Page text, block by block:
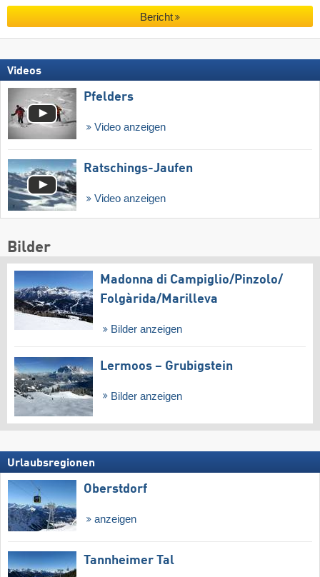
Bericht
Videos
Pfelders
Video anzeigen
Ratschings-Jaufen
Video anzeigen
Bilder
Madonna di Campiglio/​Pinzolo/​
Folgàrida/​Marilleva
Bilder anzeigen
Lermoos – Grubigstein
Bilder anzeigen
Urlaubsregionen
Oberstdorf
anzeigen
Tannheimer Tal